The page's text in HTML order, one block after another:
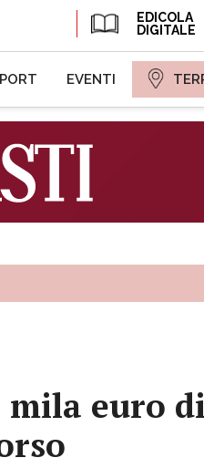
EDICOLA
DIGITALE
EVENTI
mila euro